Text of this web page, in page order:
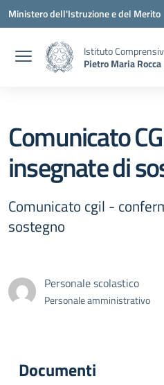
Vai ai contenuti
Vai al menu di navigazione
Vai al footer
Ministero dell'Istruzione e del Merito
Istituto
Pietro Maria Rocca
Comunicato
insegnate di
Comunicato cgil -
sostegno
Personale scolastico
Personale amministrativo
Documenti